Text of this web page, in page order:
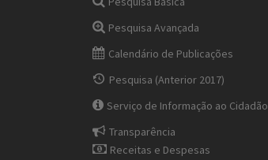
Pesquisa Avançada
Calendário de Publicações
Pesquisa (Anterior 2017)
Serviço de Informação ao Cidadão
Transparência
Receitas e Despesas